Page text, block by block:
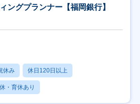
ングプランナー【福岡銀行】
休み 休日120日以上
・育休あり